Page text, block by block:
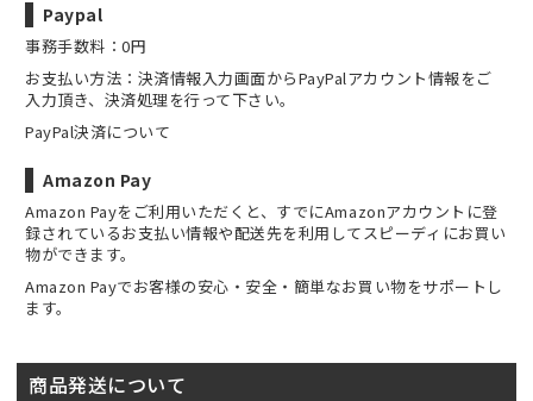
Paypal
事務手数料：0円
お支払い方法：決済情報入力画面からPayPalアカウント情報をご
入力頂き、決済処理を行って下さい。
PayPal決済について
Amazon Pay
Amazon Payをご利用いただくと、すでにAmazonアカウントに登
録されているお支払い情報や配送先を利用してスピーディにお買い
物ができます。
Amazon Payでお客様の安心・安全・簡単なお買い物をサポートし
ます。
商品発送について